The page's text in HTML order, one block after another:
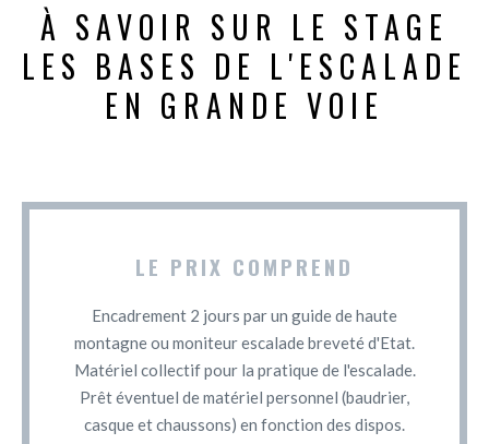
À SAVOIR SUR LE STAGE
LES BASES DE L'ESCALADE
EN GRANDE VOIE
LE PRIX COMPREND
Encadrement 2 jours par un guide de haute
montagne ou moniteur escalade breveté d'Etat.
Matériel collectif pour la pratique de l'escalade.
Prêt éventuel de matériel personnel (baudrier,
casque et chaussons) en fonction des dispos.